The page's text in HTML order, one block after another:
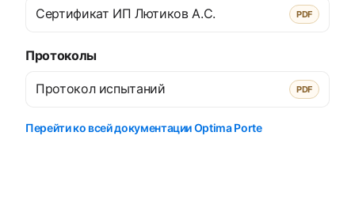
Сертификат ИП Лютиков А.С. PDF
Протоколы
Протокол испытаний PDF
Перейти ко всей документации Optima Porte